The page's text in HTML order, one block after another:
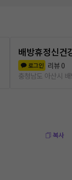
배방휴정신건
로그인 리뷰 0
충청남도 아산시
복사